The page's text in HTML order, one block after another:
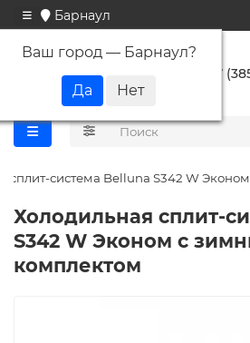
Барнаул
Ваш город — Барнаул?
+7
сплит-система Belluna S342 W
Холодильная сплит-
S342 W Эконом с
комплектом